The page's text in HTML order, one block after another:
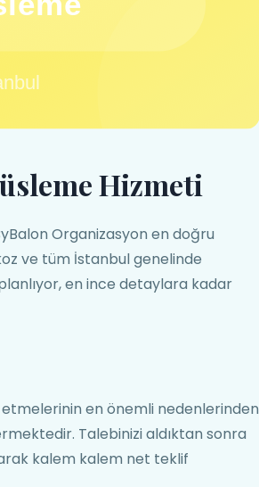
Hizmeti
Organizasyon en doğru
ve tüm İstanbul genelinde
en ince detaylara kadar
en önemli nedenlerinden
Talebinizi aldıktan sonra
kalem kalem net teklif